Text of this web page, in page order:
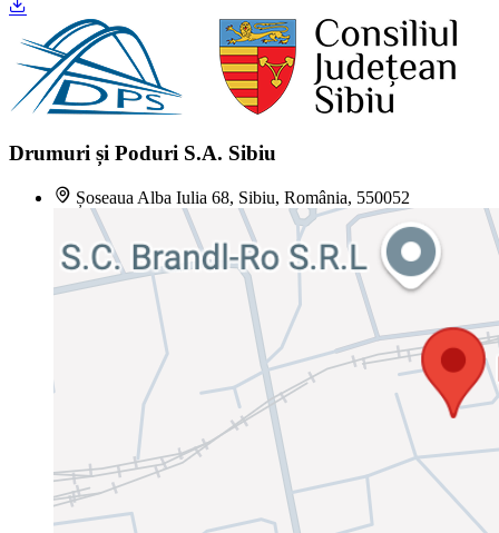
Drumuri și Poduri S.A. Sibiu
Șoseaua Alba Iulia 68, Sibiu, România, 550052